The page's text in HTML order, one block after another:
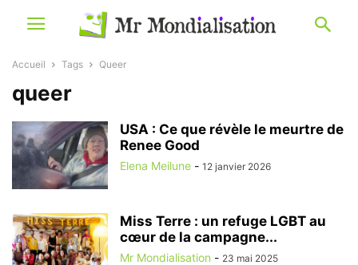
Accueil Tags Queer
queer
USA : Ce que révèle le meurtre de
Renee Good
Elena Meilune - 12 janvier 2026
Miss Terre : un refuge LGBT au
cœur de la campagne...
Mr Mondialisation - 23 mai 2025